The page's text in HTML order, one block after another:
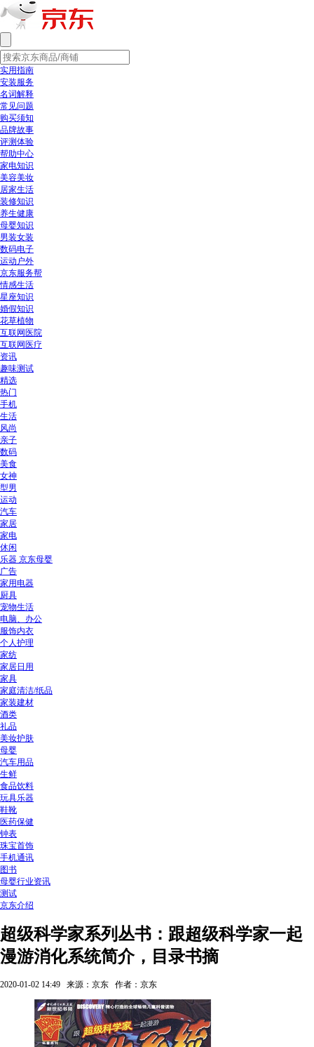
实用指南
安装服务
名词解释
常见问题
购买须知
品牌故事
评测体验
帮助中心
家电知识
美容美妆
居家生活
装修知识
养生健康
母婴知识
男装女装
数码电子
运动户外
京东服务帮
情感生活
星座知识
婚假知识
花草植物
互联网医院
互联网医疗
资讯
趣味测试
精选
热门
手机
生活
风尚
亲子
数码
美食
女神
型男
运动
汽车
家居
家电
休闲
乐器 京东母婴
广告
家用电器
厨具
宠物生活
电脑、办公
服饰内衣
个人护理
家纺
家居日用
家具
家庭清洁/纸品
家装建材
酒类
礼品
美妆护肤
母婴
汽车用品
生鲜
食品饮料
玩具乐器
鞋靴
医药保健
钟表
珠宝首饰
手机通讯
图书
母婴行业资讯
测试
京东介绍
超级科学家系列丛书：跟超级科学家一起
漫游消化系统简介，目录书摘
2020-01-02 14:49 来源：京东 作者：京东